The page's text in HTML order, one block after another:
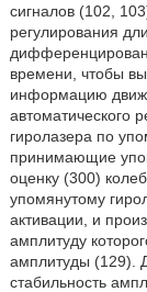
сигналов (102,
регулирования
времени, чтобы
информацию
автоматического
гиролазера по
принимающие
оценку (300)
упомянутому
активации, и
амплитуду
амплитуды (129).
стабильность